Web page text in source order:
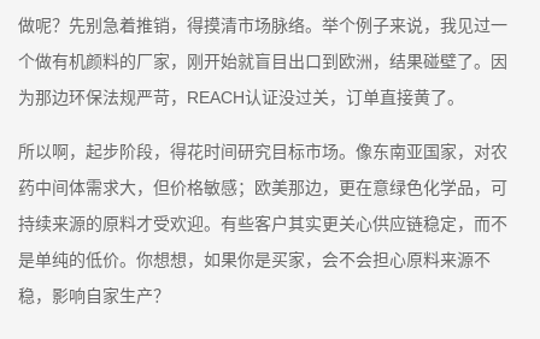
做呢？先别急着推销，得摸清市场脉络。举个例子来说，我见过一
个做有机颜料的厂家，刚开始就盲目出口到欧洲，结果碰壁了。因
为那边环保法规严苛，REACH认证没过关，订单直接黄了。
所以啊，起步阶段，得花时间研究目标市场。像东南亚国家，对农
药中间体需求大，但价格敏感；欧美那边，更在意绿色化学品，可
持续来源的原料才受欢迎。有些客户其实更关心供应链稳定，而不
是单纯的低价。你想想，如果你是买家，会不会担心原料来源不
稳，影响自家生产？